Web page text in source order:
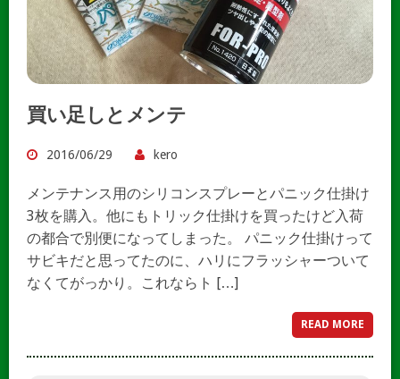
買い足しとメンテ
2016/06/29 kero
メンテナンス用のシリコンスプレーとパニック仕掛け
3枚を購入。他にもトリック仕掛けを買ったけど入荷
の都合で別便になってしまった。 パニック仕掛けって
サビキだと思ってたのに、ハリにフラッシャーついて
なくてがっかり。これならト […]
READ MORE